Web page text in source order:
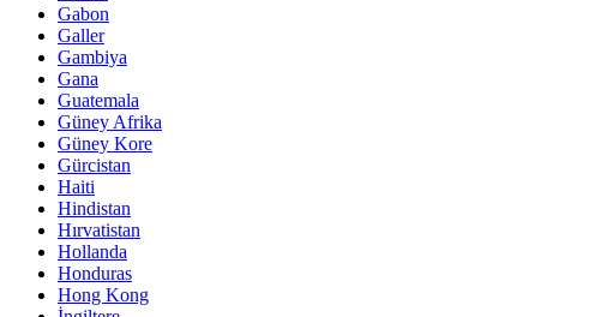
Gabon
Galler
Gambiya
Gana
Guatemala
Güney Afrika
Güney Kore
Gürcistan
Haiti
Hindistan
Hırvatistan
Hollanda
Honduras
Hong Kong